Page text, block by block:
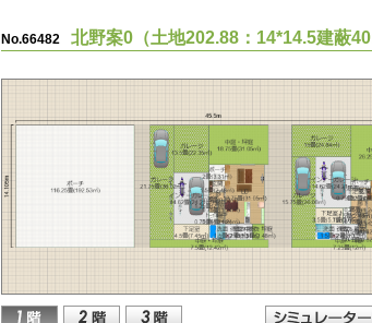
No.66482 北野案0（土地202.88：14*14.5建蔽